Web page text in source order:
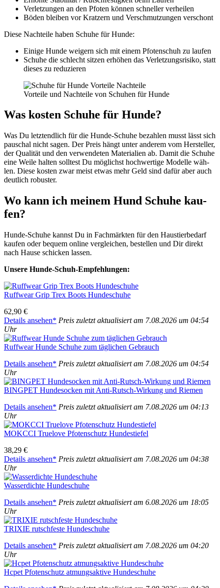
Ver­let­zun­gen an den Pfo­ten kön­nen schnel­ler ver­hei­len
Böden blei­ben vor Krat­zern und Ver­schmut­zun­gen ver­schont
Die­se Nach­tei­le haben Schu­he für Hun­de:
Eini­ge Hun­de wei­gern sich mit einem Pfo­ten­schuh zu lau­fen
Schu­he die schlecht sit­zen erhö­hen das Ver­let­zungs­ri­si­ko, statt
die­ses zu redu­zie­ren
Vor­tei­le und Nach­tei­le von Schu­hen für Hun­de
Was kos­ten Schu­he für Hun­de?
Was Du letzt­end­lich für die Hun­de-Schu­he bezah­len musst lässt sich
pau­schal nicht sagen. Der Preis hängt unter ande­rem vom Her­stel­ler,
der Qua­li­tät und den ver­wen­de­ten Mate­ria­li­en ab. Damit die Schu­he
eine Wei­le hal­ten soll­test Du mög­lichst hoch­wer­ti­ge Model­le wäh­
len. Die­se kos­ten zwar meist etwas mehr Geld sind dafür aber auch
deut­lich robus­ter.
Wo kann ich mei­nem Hund Schu­he kau­
fen?
Hun­de-Schu­he kannst Du in Fach­märk­ten für den Haus­tier­be­darf
kau­fen oder bequem online ver­glei­chen, bestel­len und Dir direkt
nach Hau­se schi­cken las­sen.
Unse­re Hun­de-Schuh-Emp­feh­lun­gen:
Ruff­wear Grip Trex Boots Hun­de­schu­he
62,90 €
Details anse­hen* Preis zuletzt aktua­li­siert am 7.08.2026 um 04:54
Uhr
Ruff­wear Hun­de Schu­he zum täg­li­chen Gebrauch
Details anse­hen* Preis zuletzt aktua­li­siert am 7.08.2026 um 04:54
Uhr
BINGPET Hun­de­so­cken mit Anti-Rutsch-Wir­kung und Rie­men
Details anse­hen* Preis zuletzt aktua­li­siert am 7.08.2026 um 04:13
Uhr
MOKCCI Truel­ove Pfo­ten­schutz Hun­de­stie­fel
38,29 €
Details anse­hen* Preis zuletzt aktua­li­siert am 7.08.2026 um 04:38
Uhr
Was­ser­dich­te Hun­de­schu­he
Details anse­hen* Preis zuletzt aktua­li­siert am 6.08.2026 um 18:05
Uhr
TRIXIE rutsch­fes­te Hun­de­schu­he
Details anse­hen* Preis zuletzt aktua­li­siert am 7.08.2026 um 04:20
Uhr
Hcpet Pfo­ten­schutz atmungs­ak­ti­ve Hun­de­schu­he